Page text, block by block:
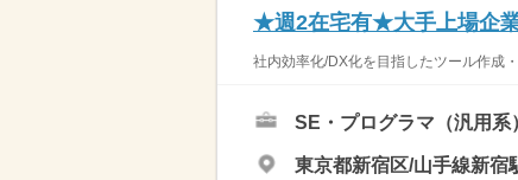
★週2在宅有★大手上場企
社内効率化/DX化を目指したツール作成
SE・プログラマ（汎用系
東京都新宿区/山手線新宿